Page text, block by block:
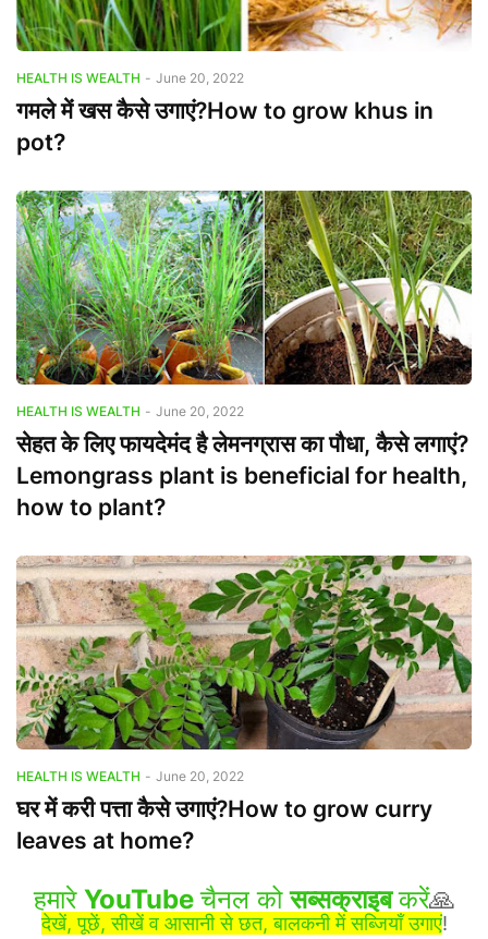
HEALTH IS WEALTH - June 20, 2022
गमले में खस कैसे उगाएं?How to grow khus in
pot?
HEALTH IS WEALTH - June 20, 2022
सेहत के लिए फायदेमंद है लेमनग्रास का पौधा, कैसे लगाएं?
Lemongrass plant is beneficial for health,
how to plant?
HEALTH IS WEALTH - June 20, 2022
घर में करी पत्ता कैसे उगाएं?How to grow curry
leaves at home?
हमारे YouTubeचैनल कोसब्सक्राइबकरें🙏
देखें, पूछें, सीखें व आसानी से छत, बालकनी में सब्जियाँ उगाएं!